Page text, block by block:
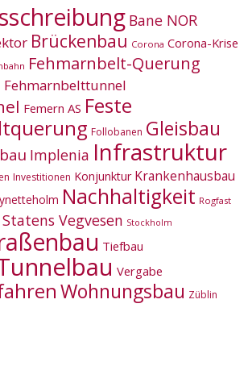
Bane NOR
Brückenbau Corona Corona-Krise
Fehmarnbelt-Querung
Fehmarnbelttunnel
Femern AS Feste
Follobanen Gleisbau
Implenia Infrastruktur
Investitionen Konjunktur Krankenhausbau
Nachhaltigkeit Rogfast
Statens Vegvesen Stockholm
Tiefbau
Vergabe
Wohnungsbau Züblin